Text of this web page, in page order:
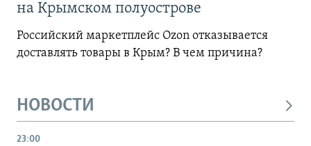
на Крымском полуострове
Российский маркетплейс Ozon отказывается
доставлять товары в Крым? В чем причина?
НОВОСТИ
23:00